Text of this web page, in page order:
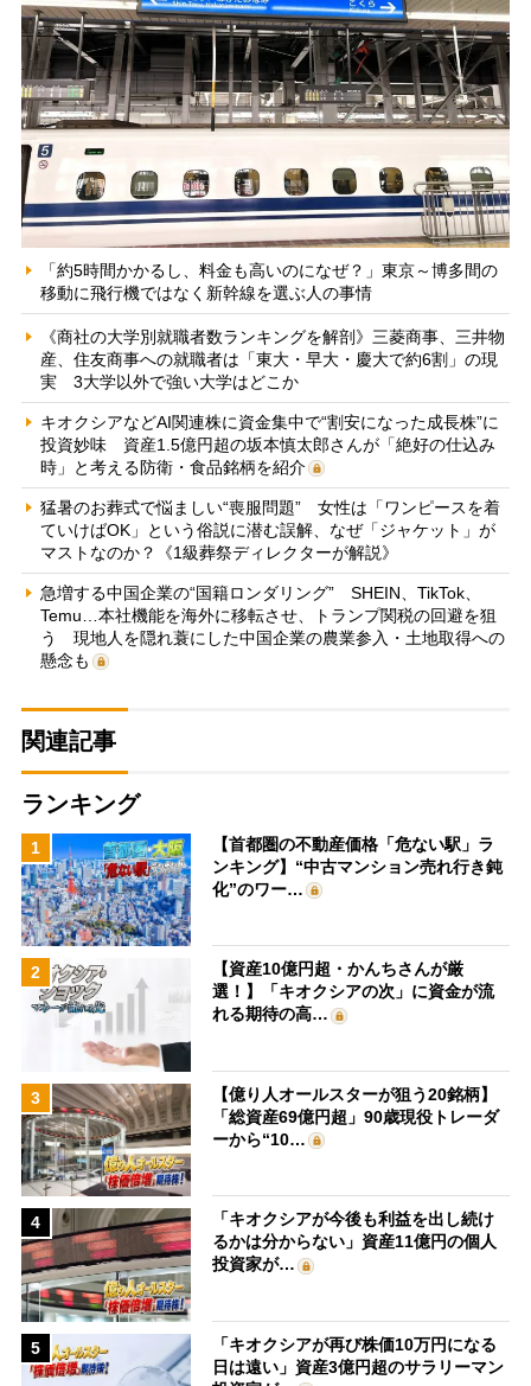
「約5時間かかるし、料金も高いのになぜ？」東京～博多間の
移動に飛行機ではなく新幹線を選ぶ人の事情
《商社の大学別就職者数ランキングを解剖》三菱商事、三井物
産、住友商事への就職者は「東大・早大・慶大で約6割」の現
実 3大学以外で強い大学はどこか
キオクシアなどAI関連株に資金集中で“割安になった成長株”に
投資妙味 資産1.5億円超の坂本慎太郎さんが「絶好の仕込み
時」と考える防衛・食品銘柄を紹介
猛暑のお葬式で悩ましい“喪服問題” 女性は「ワンピースを着
ていけばOK」という俗説に潜む誤解、なぜ「ジャケット」が
マストなのか？《1級葬祭ディレクターが解説》
急増する中国企業の“国籍ロンダリング” SHEIN、TikTok、
Temu…本社機能を海外に移転させ、トランプ関税の回避を狙
う 現地人を隠れ蓑にした中国企業の農業参入・土地取得への
懸念も
関連記事
ランキング
1
【首都圏の不動産価格「危ない駅」ラ
ンキング】“中古マンション売れ行き鈍
化”のワー…
2
【資産10億円超・かんちさんが厳
選！】「キオクシアの次」に資金が流
れる期待の高…
3
【億り人オールスターが狙う20銘柄】
「総資産69億円超」90歳現役トレーダ
ーから“10…
4
「キオクシアが今後も利益を出し続け
るかは分からない」資産11億円の個人
投資家が…
5
「キオクシアが再び株価10万円になる
日は遠い」資産3億円超のサラリーマン